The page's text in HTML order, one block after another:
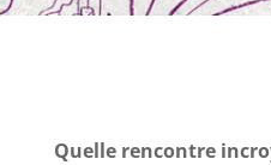
Quelle rencontre